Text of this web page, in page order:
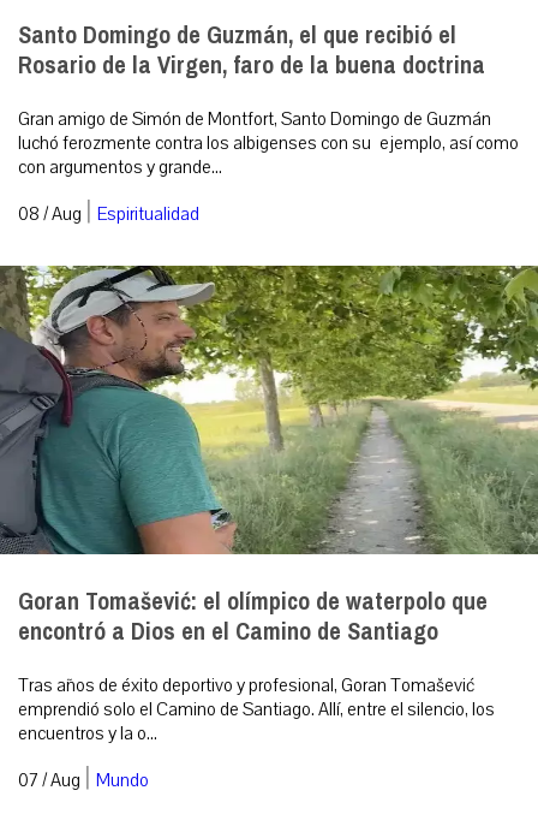
Santo Domingo de Guzmán, el que recibió el
Rosario de la Virgen, faro de la buena doctrina
Gran amigo de Simón de Montfort, Santo Domingo de Guzmán
luchó ferozmente contra los albigenses con su ejemplo, así como
con argumentos y grande...
08 / Aug | Espiritualidad
Goran Tomašević: el olímpico de waterpolo que
encontró a Dios en el Camino de Santiago
Tras años de éxito deportivo y profesional, Goran Tomašević
emprendió solo el Camino de Santiago. Allí, entre el silencio, los
encuentros y la o...
07 / Aug | Mundo